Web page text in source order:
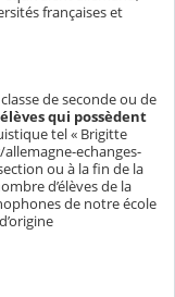
françaises et
classe de seconde ou de
qui possèdent
tel « Brigitte
echanges-
ou à la fin de la
d’élèves de la
de notre école